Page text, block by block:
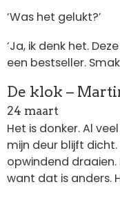
‘Was het gelukt?’
‘Ja, ik denk het.
een bestseller.
De klok –
24 maart
Het is donker. Al
mijn deur blijft
opwindend draaien.
want dat is anders.